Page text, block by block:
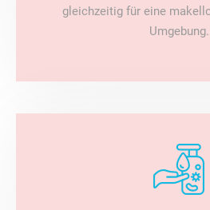
gleichzeitig für eine
Umgebung.